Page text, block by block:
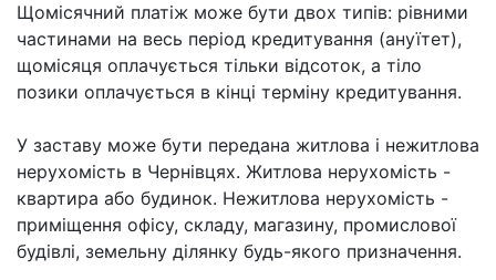
Щомісячний платіж може бути двох типів: рівними
частинами на весь період кредитування (ануїтет),
щомісяця оплачується тільки відсоток, а тіло
позики оплачується в кінці терміну кредитування.
У заставу може бути передана житлова і нежитлова
нерухомість в Чернівцях. Житлова нерухомість -
квартира або будинок. Нежитлова нерухомість -
приміщення офісу, складу, магазину, промислової
будівлі, земельну ділянку будь-якого призначення.